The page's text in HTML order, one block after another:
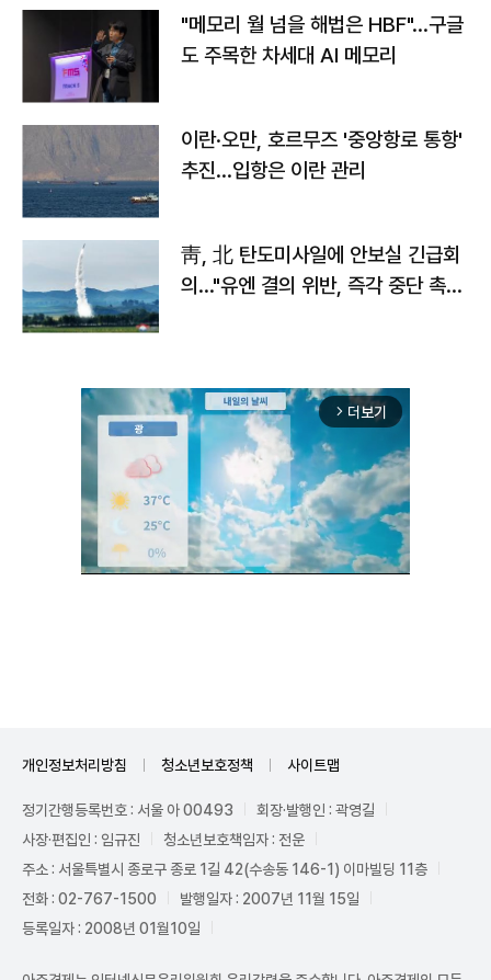
"메모리 월 넘을 해법은 HBF"…구글
도 주목한 차세대 AI 메모리
이란·오만, 호르무즈 '중앙항로 통항'
추진…입항은 이란 관리
靑, 北 탄도미사일에 안보실 긴급회
의…"유엔 결의 위반, 즉각 중단 촉
arrow_forward_ios 더보기
개인정보처리방침 청소년보호정책 사이트맵
정기간행등록번호 : 서울 아 00493
회장·발행인 : 곽영길
사장·편집인 : 임규진
청소년보호책임자 : 전운
주소 : 서울특별시 종로구 종로 1길 42(수송동 146-1) 이마빌딩 11층
전화 : 02-767-1500
발행일자 : 2007년 11월 15일
등록일자 : 2008년 01월10일